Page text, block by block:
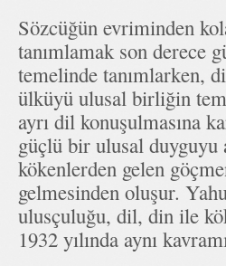
Sözcüğün evriminden
tanımlamak son derece
temelinde tanımlarken,
ülküyü ulusal birliğin
ayrı dil konuşulmasına
güçlü bir ulusal
kökenlerden gelen
gelmesinden oluşur.
ulusçuluğu, dil, din ile
1932 yılında aynı